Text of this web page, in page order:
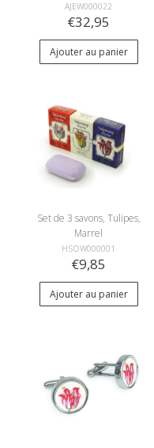
AJEW000022
€32,95
Ajouter au panier
Set de 3 savons, Tulipes,
Marrel
HSOW000001
€9,85
Ajouter au panier